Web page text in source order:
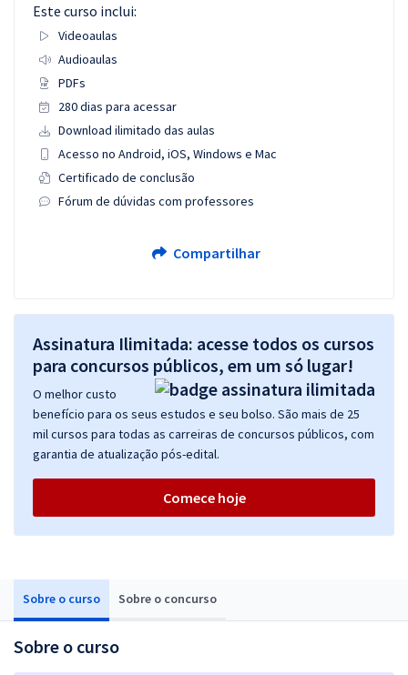
Sobre o curso Sobre o concurso
Sobre o curso
Este curso inclui:
Videoaulas
Audioaulas
PDFs
280 dias para acessar
Download ilimitado das aulas
Acesso no Android, iOS, Windows e Mac
Certificado de conclusão
Fórum de dúvidas com professores
Compartilhar
Assinatura Ilimitada: acesse todos os cursos
para concursos públicos, em um só lugar!
O melhor custo
benefício para os seus estudos e seu bolso. São mais de 25
mil cursos para todas as carreiras de concursos públicos, com
garantia de atualização pós-edital.
Comece hoje